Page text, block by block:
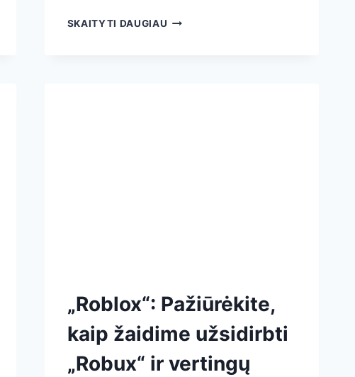
SKAITYTI DAUGIAU
„Roblox“: Pažiūrėkite,
kaip žaidime užsidirbti
„Robux“ ir vertingų